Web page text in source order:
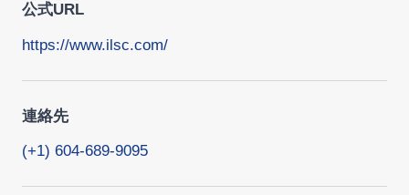
公式URL
https://www.ilsc.com/
連絡先
(+1) 604-689-9095